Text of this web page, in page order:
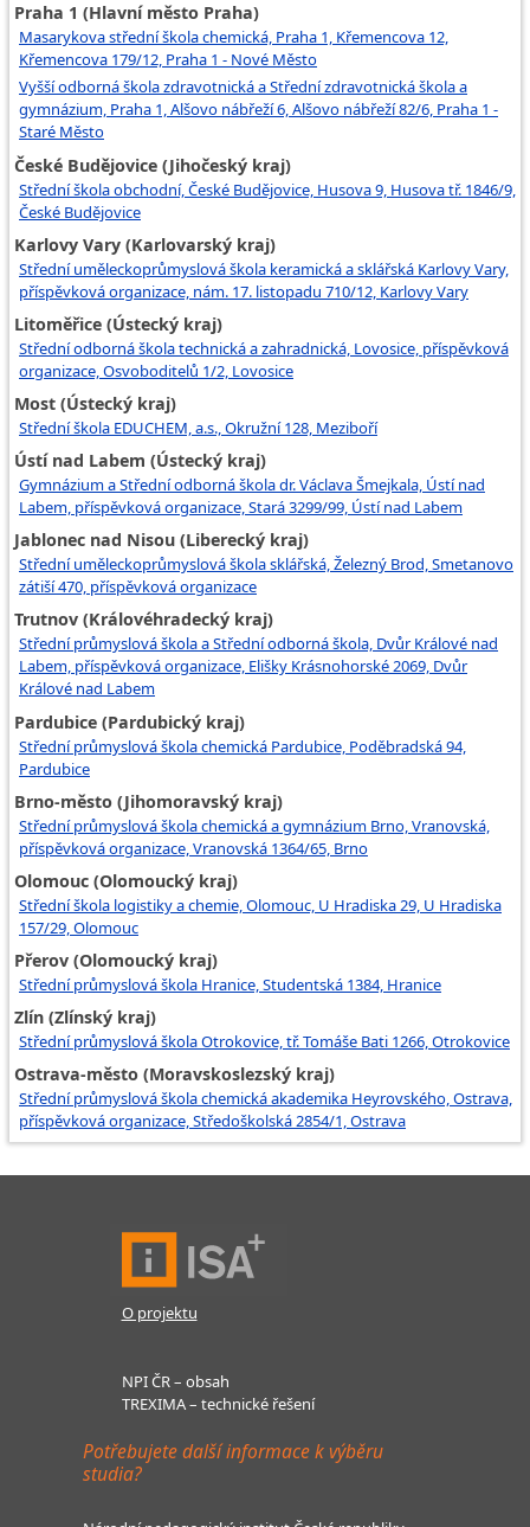
Praha 1 (Hlavní město Praha)
Masarykova střední škola chemická, Praha 1, Křemencova 12,
Křemencova 179/12, Praha 1 - Nové Město
Vyšší odborná škola zdravotnická a Střední zdravotnická škola a
gymnázium, Praha 1, Alšovo nábřeží 6, Alšovo nábřeží 82/6, Praha 1 -
Staré Město
České Budějovice (Jihočeský kraj)
Střední škola obchodní, České Budějovice, Husova 9, Husova tř. 1846/9,
České Budějovice
Karlovy Vary (Karlovarský kraj)
Střední uměleckoprůmyslová škola keramická a sklářská Karlovy Vary,
příspěvková organizace, nám. 17. listopadu 710/12, Karlovy Vary
Litoměřice (Ústecký kraj)
Střední odborná škola technická a zahradnická, Lovosice, příspěvková
organizace, Osvoboditelů 1/2, Lovosice
Most (Ústecký kraj)
Střední škola EDUCHEM, a.s., Okružní 128, Meziboří
Ústí nad Labem (Ústecký kraj)
Gymnázium a Střední odborná škola dr. Václava Šmejkala, Ústí nad
Labem, příspěvková organizace, Stará 3299/99, Ústí nad Labem
Jablonec nad Nisou (Liberecký kraj)
Střední uměleckoprůmyslová škola sklářská, Železný Brod, Smetanovo
zátiší 470, příspěvková organizace
Trutnov (Královéhradecký kraj)
Střední průmyslová škola a Střední odborná škola, Dvůr Králové nad
Labem, příspěvková organizace, Elišky Krásnohorské 2069, Dvůr
Králové nad Labem
Pardubice (Pardubický kraj)
Střední průmyslová škola chemická Pardubice, Poděbradská 94,
Pardubice
Brno-město (Jihomoravský kraj)
Střední průmyslová škola chemická a gymnázium Brno, Vranovská,
příspěvková organizace, Vranovská 1364/65, Brno
Olomouc (Olomoucký kraj)
Střední škola logistiky a chemie, Olomouc, U Hradiska 29, U Hradiska
157/29, Olomouc
Přerov (Olomoucký kraj)
Střední průmyslová škola Hranice, Studentská 1384, Hranice
Zlín (Zlínský kraj)
Střední průmyslová škola Otrokovice, tř. Tomáše Bati 1266, Otrokovice
Ostrava-město (Moravskoslezský kraj)
Střední průmyslová škola chemická akademika Heyrovského, Ostrava,
příspěvková organizace, Středoškolská 2854/1, Ostrava
O projektu
NPI ČR – obsah
TREXIMA – technické řešení
Potřebujete další informace k výběru
studia?